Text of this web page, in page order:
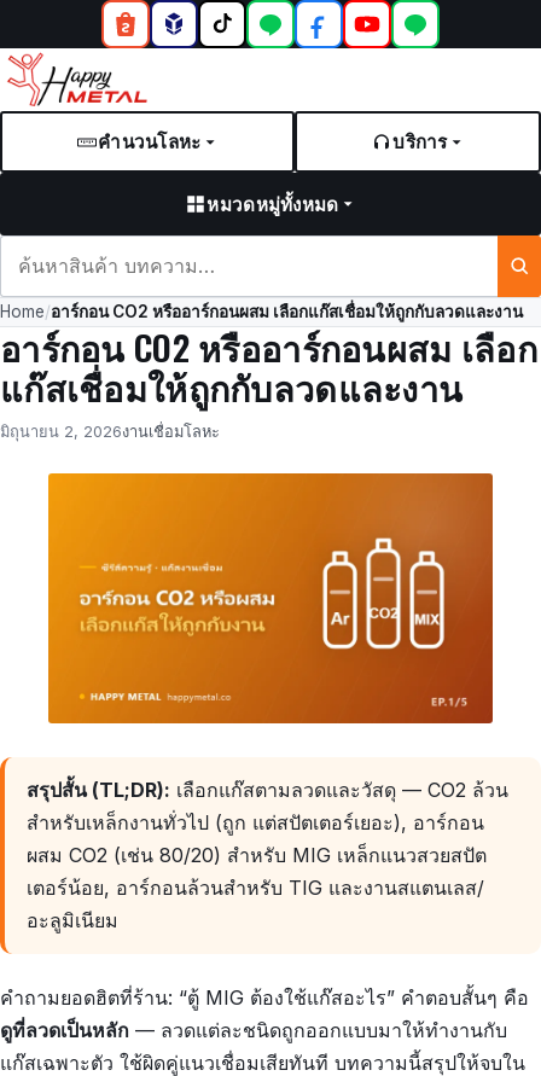
คำนวนโลหะ บริการ
หมวดหมู่ทั้งหมด
และ
บทความ
Home/อาร์กอน CO2 หรืออาร์กอนผสม เลือกแก๊สเชื่อมให้ถูกกับลวดและงาน
อาร์กอน CO2 หรืออาร์กอนผสม เลือก
แก๊สเชื่อมให้ถูกกับลวดและงาน
Posted
มิถุนายน 2, 2026by
in
งานเชื่อมโลหะ
สรุปสั้น (TL;DR): เลือกแก๊สตามลวดและวัสดุ — CO2 ล้วน
สำหรับเหล็กงานทั่วไป (ถูก แต่สปัตเตอร์เยอะ), อาร์กอน
ผสม CO2 (เช่น 80/20) สำหรับ MIG เหล็กแนวสวยสปัต
เตอร์น้อย, อาร์กอนล้วนสำหรับ TIG และงานสแตนเลส/
อะลูมิเนียม
คำถามยอดฮิตที่ร้าน: “ตู้ MIG ต้องใช้แก๊สอะไร” คำตอบสั้นๆ คือ
ดูที่ลวดเป็นหลัก — ลวดแต่ละชนิดถูกออกแบบมาให้ทำงานกับ
แก๊สเฉพาะตัว ใช้ผิดคู่แนวเชื่อมเสียทันที บทความนี้สรุปให้จบใน